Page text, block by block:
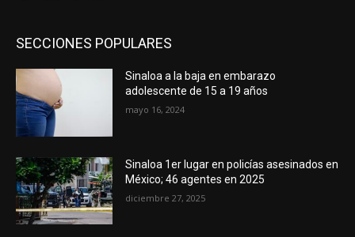
SECCIONES POPULARES
Sinaloa a la baja en embarazo
adolescente de 15 a 19 años
mayo 16, 2024
Sinaloa 1er lugar en policías asesinados en
México; 46 agentes en 2025
diciembre 27, 2025